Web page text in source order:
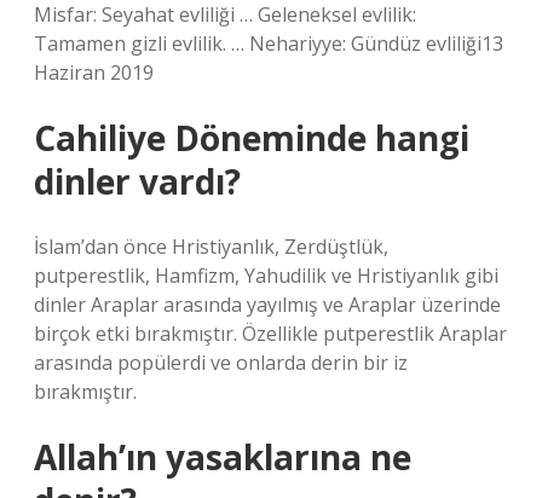
Misfar: Seyahat evliliği … Geleneksel evlilik:
Tamamen gizli evlilik. … Nehariyye: Gündüz evliliği13
Haziran 2019
Cahiliye Döneminde hangi
dinler vardı?
İslam’dan önce Hristiyanlık, Zerdüştlük,
putperestlik, Hamfizm, Yahudilik ve Hristiyanlık gibi
dinler Araplar arasında yayılmış ve Araplar üzerinde
birçok etki bırakmıştır. Özellikle putperestlik Araplar
arasında popülerdi ve onlarda derin bir iz
bırakmıştır.
Allah’ın yasaklarına ne